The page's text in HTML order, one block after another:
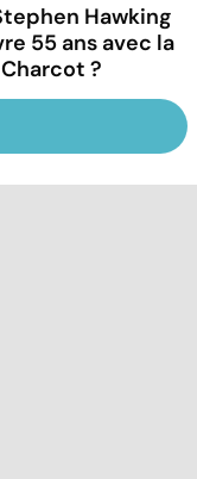
Hawking
55 ans avec la
?